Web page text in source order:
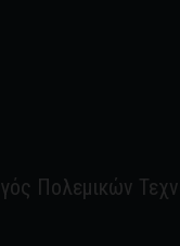
Πολεμικών